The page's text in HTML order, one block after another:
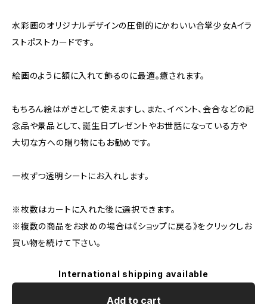
水彩画のオリジナルデザインの圧倒的にかわいい合掌少女Aイラ
ストポストカードです。
絵画のように額に入れて飾るのに最適。癒されます。
もちろん絵はがきとして使えますし、また、イベント、会合などの記
念品や景品として、誕生日プレゼントやお世話になっている方や
大切な方への贈り物にもお勧めです。
一枚ずつ透明シートにお入れします。
※枚数はカートに入れた後に選択できます。
※複数の商品をお求めの場合は《ショップに戻る》をクリックしお
買い物を続けて下さい。
International shipping available
Add to cart